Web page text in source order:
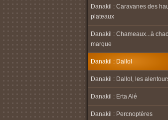
Danakil : Caravanes des
plateaux
Danakil : Chameaux...à
marque
Danakil : Dallol
Danakil : Dallol, les
Danakil : Erta Alé
Danakil : Percnoptères